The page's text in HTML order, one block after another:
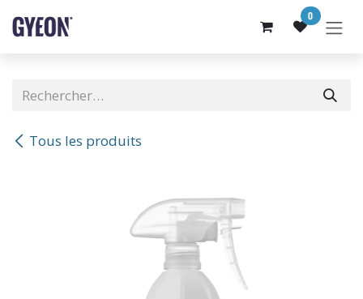
0
Tous les produits